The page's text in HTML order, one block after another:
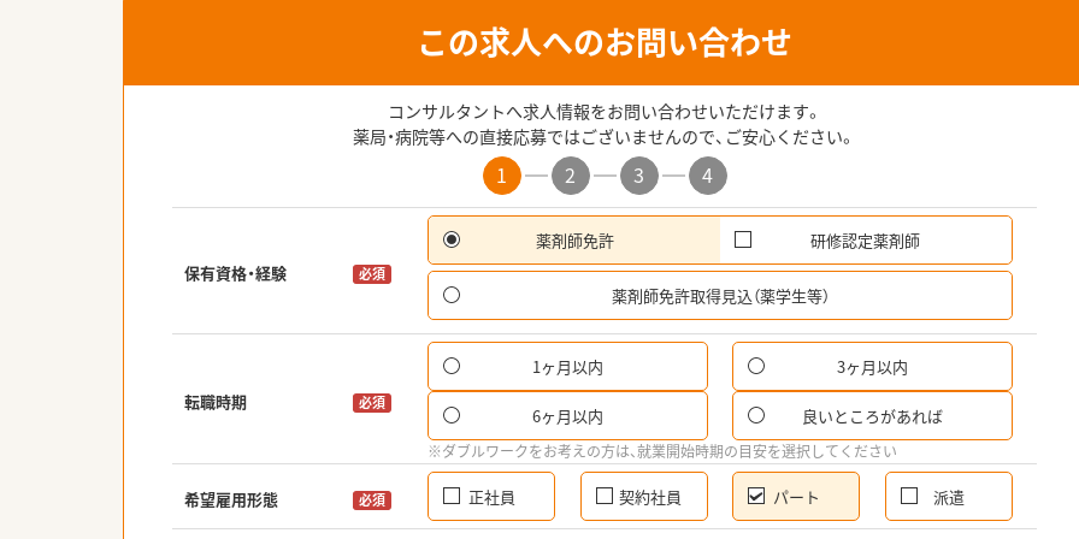
この求人へのお問い合わせ
コンサルタントへ求人情報をお問い合わせいただけます。
薬局・病院等への直接応募ではございませんので、ご安心ください。
1 2 3 4
保有資格・経験 必須
薬剤師免許 研修認定薬剤師
薬剤師免許取得見込（薬学生等）
転職時期 必須
1ヶ月以内 3ヶ月以内
6ヶ月以内 良いところがあれば
※ダブルワークをお考えの方は、就業開始時期の目安を選択してください
希望雇用形態 必須 正社員 契約社員 パート 派遣